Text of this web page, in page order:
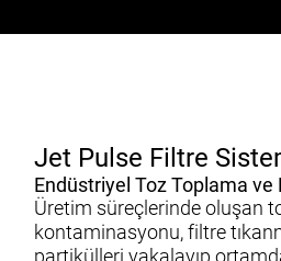
Jet Pulse Filtre
Endüstriyel Toz Toplama
Üretim süreçlerinde oluşan
kontaminasyonu, filtre
partikülleri yakalayıp